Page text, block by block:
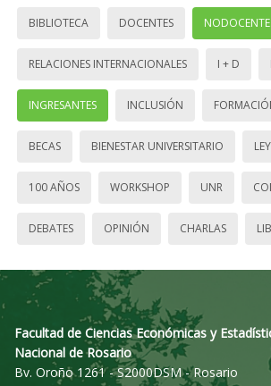
BIBLIOTECA DOCENTES
RELACIONES INTERNACIONALES I + D
INGRESANTES INCLUSIÓN
BECAS BIENESTAR UNIVERSITARIO
100 AÑOS WORKSHOP UNR
DEBATES OPINIÓN CHARLAS
Facultad de Ciencias Económicas y
Nacional de Rosario
Bv. Oroño 1261 - S2000DSM - Rosario